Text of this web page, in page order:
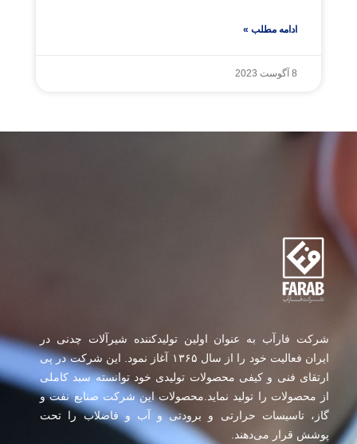
ادامه مطلب »
8 آگوست 2023
شرکت فارآب به عنوان اولین تولیدکننده شیرآلات چدنی در
ایران فعالیت خود را از سال ۱۳۶۵ آغاز نمود. این شرکت در پی
ارتقای فنی و کیفی محصولات تولیدی خود توانسته سبد کاملی
از محصولات را تولید نماید.محصولات این شرکت صنایع نفت و
گاز، تاسیسات حرارتی و برودتی و آب و فاضلاب را تحت
پوشش قرار می‌دهند.